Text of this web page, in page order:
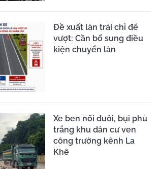
Đề xuất làn trái chỉ để
vượt: Cần bổ sung điều
kiện chuyển làn
Xe ben nối đuôi, bụi phủ
trắng khu dân cư ven
công trường kênh La
Khê